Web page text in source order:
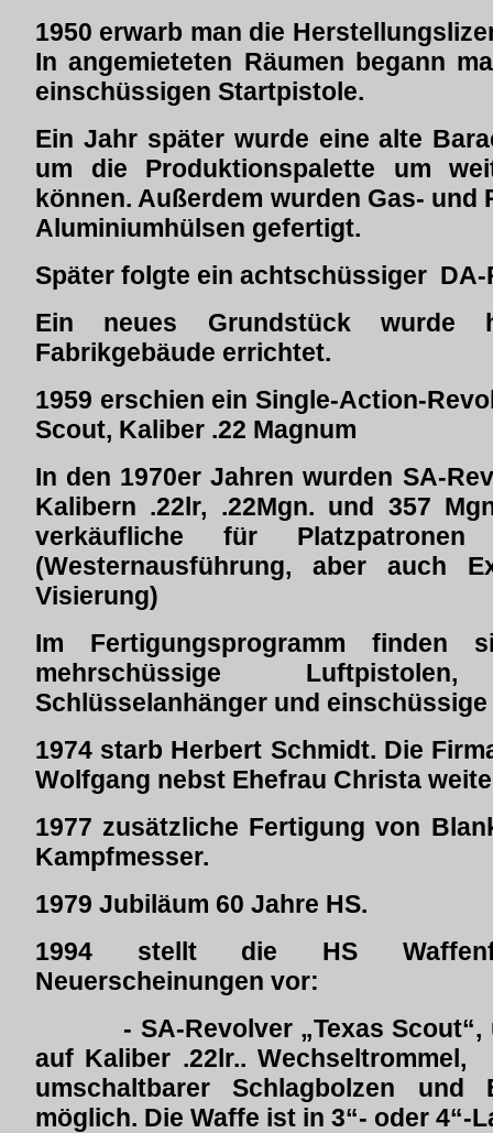
1950 erwarb man die
In angemieteten Räumen begann
einschüssigen Startpistole.
Ein Jahr später wurde eine alte
um die Produktionspalette um
können. Außerdem wurden Gas-
Aluminiumhülsen gefertigt.
Später folgte ein achtschüssiger
Ein neues Grundstück wurde
Fabrikgebäude errichtet.
1959 erschien ein Single-Action-
Scout, Kaliber .22 Magnum
In den 1970er Jahren wurden SA-
Kalibern .22lr, .22Mgn. und 357
verkäufliche für
(Westernausführung, aber auch
Visierung)
Im Fertigungsprogramm
mehrschüssige
Schlüsselanhänger und
1974 starb Herbert Schmidt. Die
Wolfgang nebst Ehefrau Christa
1977 zusätzliche Fertigung von
Kampfmesser.
1979 Jubiläum 60 Jahre HS.
1994 stellt die HS
Neuerscheinungen vor:
- SA-Revolver „Texas Scout“,
auf Kaliber .22lr..
umschaltbarer Schlagbolzen und
möglich. Die Waffe ist in 3“-